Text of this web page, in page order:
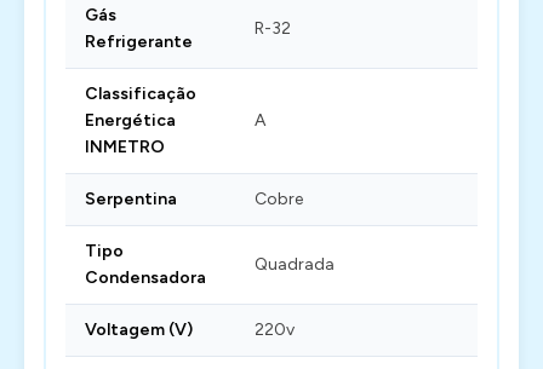
Gás
Refrigerante
R-32
Classificação
Energética
INMETRO
A
Serpentina Cobre
Tipo
Condensadora
Quadrada
Voltagem (V) 220v